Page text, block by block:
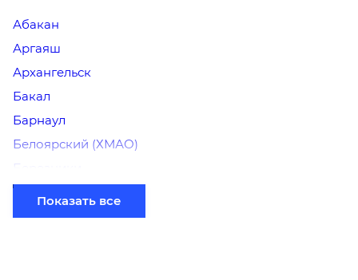
Абакан
Аргаяш
Архангельск
Бакал
Барнаул
Белоярский (ХМАО)
Березники
Бийск
Братск
Показать все